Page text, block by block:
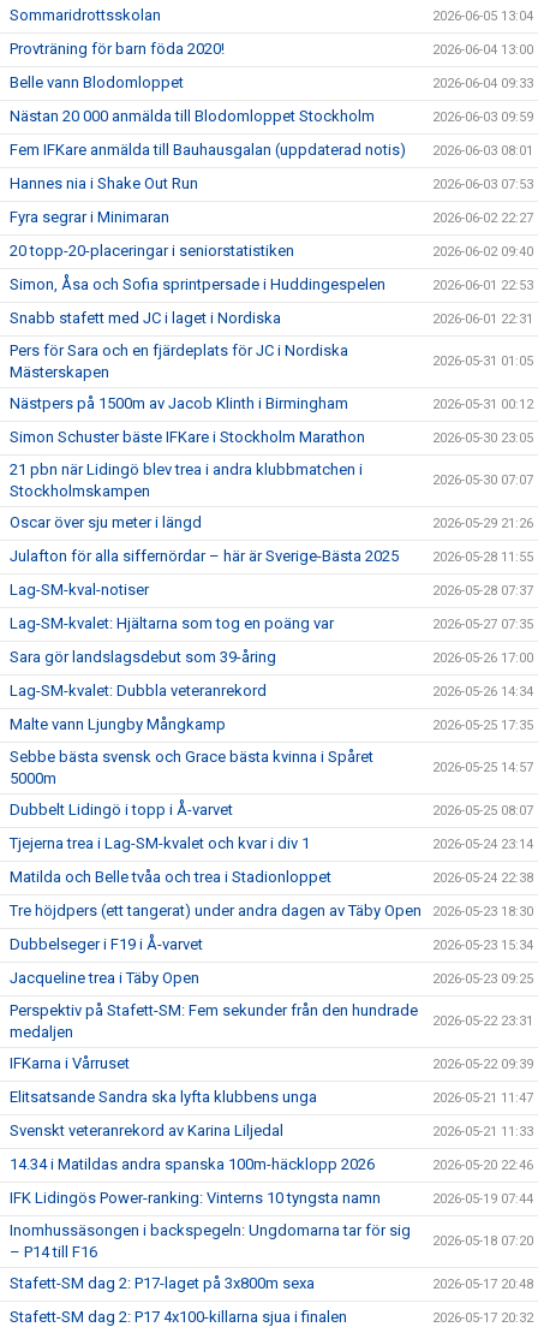
Sommaridrottsskolan 2026-06-05 13:04
Provträning för barn föda 2020! 2026-06-04 13:00
Belle vann Blodomloppet 2026-06-04 09:33
Nästan 20 000 anmälda till Blodomloppet Stockholm 2026-06-03 09:59
Fem IFKare anmälda till Bauhausgalan (uppdaterad notis) 2026-06-03 08:01
Hannes nia i Shake Out Run 2026-06-03 07:53
Fyra segrar i Minimaran 2026-06-02 22:27
20 topp-20-placeringar i seniorstatistiken 2026-06-02 09:40
Simon, Åsa och Sofia sprintpersade i Huddingespelen 2026-06-01 22:53
Snabb stafett med JC i laget i Nordiska 2026-06-01 22:31
Pers för Sara och en fjärdeplats för JC i Nordiska
Mästerskapen
2026-05-31 01:05
Nästpers på 1500m av Jacob Klinth i Birmingham 2026-05-31 00:12
Simon Schuster bäste IFKare i Stockholm Marathon 2026-05-30 23:05
21 pbn när Lidingö blev trea i andra klubbmatchen i
Stockholmskampen
2026-05-30 07:07
Oscar över sju meter i längd 2026-05-29 21:26
Julafton för alla siffernördar – här är Sverige-Bästa 2025 2026-05-28 11:55
Lag-SM-kval-notiser 2026-05-28 07:37
Lag-SM-kvalet: Hjältarna som tog en poäng var 2026-05-27 07:35
Sara gör landslagsdebut som 39-åring 2026-05-26 17:00
Lag-SM-kvalet: Dubbla veteranrekord 2026-05-26 14:34
Malte vann Ljungby Mångkamp 2026-05-25 17:35
Sebbe bästa svensk och Grace bästa kvinna i Spåret
5000m
2026-05-25 14:57
Dubbelt Lidingö i topp i Å-varvet 2026-05-25 08:07
Tjejerna trea i Lag-SM-kvalet och kvar i div 1 2026-05-24 23:14
Matilda och Belle tvåa och trea i Stadionloppet 2026-05-24 22:38
Tre höjdpers (ett tangerat) under andra dagen av Täby Open 2026-05-23 18:30
Dubbelseger i F19 i Å-varvet 2026-05-23 15:34
Jacqueline trea i Täby Open 2026-05-23 09:25
Perspektiv på Stafett-SM: Fem sekunder från den hundrade
medaljen
2026-05-22 23:31
IFKarna i Vårruset 2026-05-22 09:39
Elitsatsande Sandra ska lyfta klubbens unga 2026-05-21 11:47
Svenskt veteranrekord av Karina Liljedal 2026-05-21 11:33
14.34 i Matildas andra spanska 100m-häcklopp 2026 2026-05-20 22:46
IFK Lidingös Power-ranking: Vinterns 10 tyngsta namn 2026-05-19 07:44
Inomhussäsongen i backspegeln: Ungdomarna tar för sig
– P14 till F16
2026-05-18 07:20
Stafett-SM dag 2: P17-laget på 3x800m sexa 2026-05-17 20:48
Stafett-SM dag 2: P17 4x100-killarna sjua i finalen 2026-05-17 20:32